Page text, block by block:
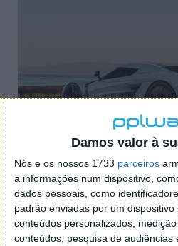
Damos valor à
Nós e os nossos 1733 parceiros
a informações num dispositivo,
dados pessoais, como
padrão enviadas por um
conteúdos personalizados,
conteúdos, pesquisa de audiências
Aerodinâmica e design
O design do Koenigsegg
testemunho do empenho da
os limites da engenharia